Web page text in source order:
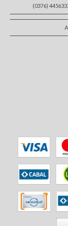
(0376)